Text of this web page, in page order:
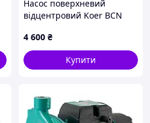
Насос поверхневий
відцентровий Koer BCN
Q=11,4кбМ, P=1100 Вт, 1
1/4"x1 1/4" (KP3252)
4 600 ₴
Купити